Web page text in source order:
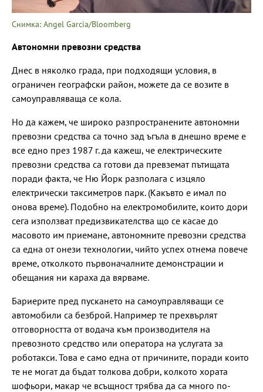
Снимка: Angel Garcia/Bloomberg
Автономни превозни средства
Днес в няколко града, при подходящи условия, в
ограничен географски район, можете да се возите в
самоуправляваща се кола.
Но да кажем, че широко разпространените автономни
превозни средства са точно зад ъгъла в днешно време е
все едно през 1987 г. да кажеш, че електрическите
превозни средства са готови да превземат пътищата
поради факта, че Ню Йорк разполага с изцяло
електрически таксиметров парк. (Какъвто е имал по
онова време). Подобно на електромобилите, които дори
сега използват предизвикателства що се касае до
масовото им приемане, автономните превозни средства
са една от онези технологии, чийто успех отнема повече
време, отколкото първоначалните демонстрации и
обещания ни караха да вярваме.
Бариерите пред пускането на самоуправляващи се
автомобили са безброй. Например те прехвърлят
отговорността от водача към производителя на
превозното средство или оператора на услугата за
роботакси. Това е само една от причините, поради които
те не могат да бъдат толкова добри, колкото хората
шофьори, макар че всъщност трябва да са много по-